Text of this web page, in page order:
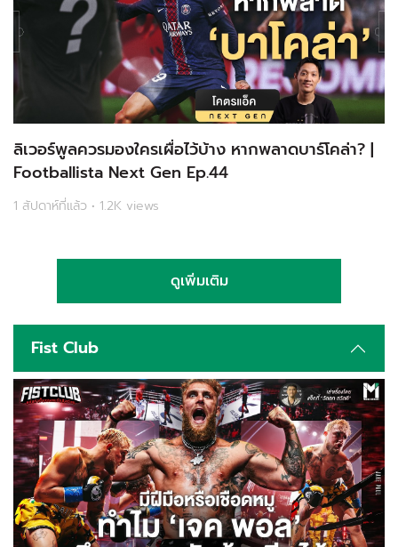
ลิเวอร์พูลควรมองใครเผื่อไว้บ้าง หากพลาดบาร์โคล่า? |
Footballista Next Gen Ep.44
1 สัปดาห์ที่แล้ว • 1.2K views
ดูเพิ่มเติม
Fist Club